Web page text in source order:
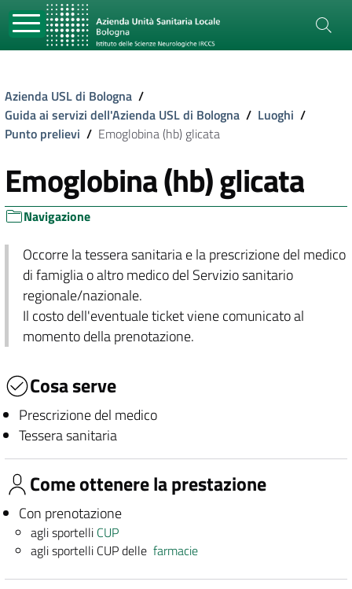
Azienda USL di Bologna /
Guida ai servizi dell'Azienda USL di Bologna / Luoghi /
Punto prelievi / Emoglobina (hb) glicata
Emoglobina (hb) glicata
Navigazione
Occorre la tessera sanitaria e la prescrizione del medico
di famiglia o altro medico del Servizio sanitario
regionale/nazionale.
Il costo dell'eventuale ticket viene comunicato al
momento della prenotazione.
Cosa serve
Prescrizione del medico
Tessera sanitaria
Come ottenere la prestazione
Con prenotazione
agli sportelli CUP
agli sportelli CUP dellefarmacie